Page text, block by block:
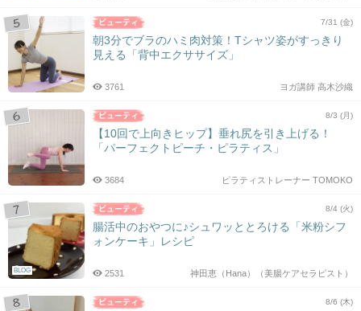
7/31 (金)
朝3分でブラのハミ肉対策！Tシャツ姿がすっきり
見える「背中エクササイズ」
ヨガ講師 高木沙織
3761
8/3 (月)
【10回で上向きヒップ】垂れ尻を引き上げる！
「パーフェクトピーチ・ピラティス」
ピラティストレーナー TOMOKO
3684
BLOG
8/4 (火)
腸活中のおやつに♪シュワッととろける「米粉シフ
ォンケーキ」レシピ
神田恵（Hana）（美腸ケアセラピスト）
2531
8/6 (木)